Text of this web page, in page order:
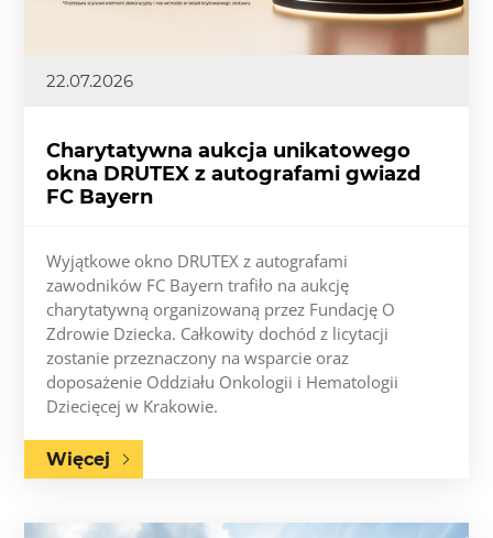
22.07.2026
Charytatywna aukcja unikatowego
okna DRUTEX z autografami gwiazd
FC Bayern
Wyjątkowe okno DRUTEX z autografami
zawodników FC Bayern trafiło na aukcję
charytatywną organizowaną przez Fundację O
Zdrowie Dziecka. Całkowity dochód z licytacji
zostanie przeznaczony na wsparcie oraz
doposażenie Oddziału Onkologii i Hematologii
Dziecięcej w Krakowie.
Więcej